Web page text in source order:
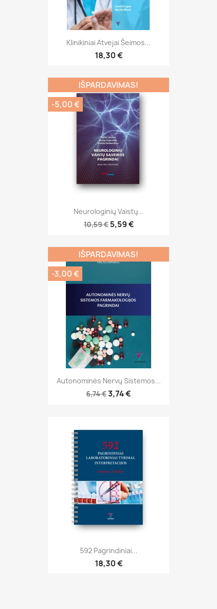
Klinikiniai Atvejai Šeimos...
18,30 €
Neurologinių Vaistų...
10,59 € 5,59 €
IŠPARDAVIMAS!
-5,00 €
Autonominės Nervų Sistemos...
6,74 €3,74 €
IŠPARDAVIMAS!
-3,00 €
592 Pagrindiniai...
18,30 €